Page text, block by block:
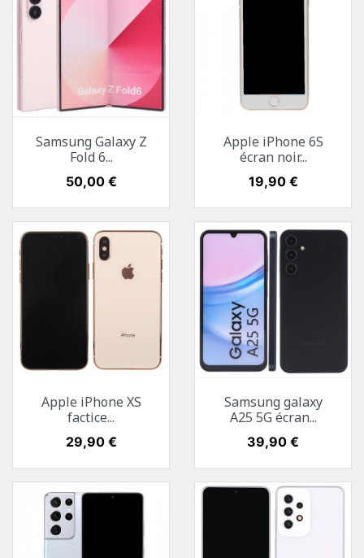
Samsung Galaxy Z
Fold 6...
Prix
50,00 €
Apple iPhone 6S
écran noir...
Prix
19,90 €
Apple iPhone XS
factice...
Prix
29,90 €
Samsung galaxy
A25 5G écran...
Prix
39,90 €